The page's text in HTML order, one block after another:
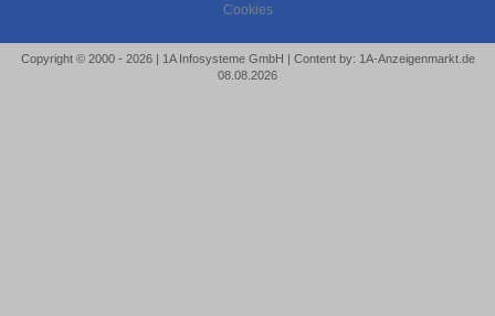
Cookies
Copyright © 2000 - 2026 | 1A Infosysteme GmbH | Content by: 1A-Anzeigenmarkt.de
08.08.2026